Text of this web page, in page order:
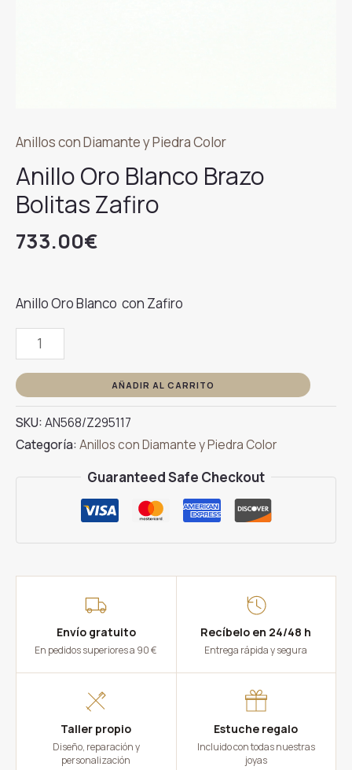
Anillos con Diamante y Piedra Color
Anillo Oro Blanco Brazo
Bolitas Zafiro
733.00€
Anillo Oro Blanco con Zafiro
Anillo
Oro
Blanco
Brazo
Bolitas
Zafiro
AÑADIR AL CARRITO
SKU:AN568/Z295117
Categoría:Anillos con Diamante y Piedra Color
Guaranteed Safe Checkout
Envío gratuito
En pedidos superiores a 90 €
Recíbelo en 24/48 h
Entrega rápida y segura
Taller propio
Diseño, reparación y
personalización
Estuche regalo
Incluido con todas nuestras
joyas